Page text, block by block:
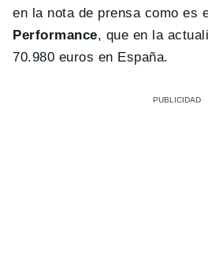
en la nota de prensa como es
Performance, que en la
70.980 euros en España.